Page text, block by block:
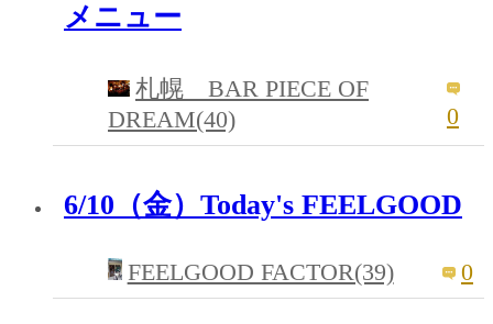
メニュー
札幌 BAR PIECE OF
DREAM(40)
0
6/10（金）Today's FEELGOOD
FEELGOOD FACTOR(39) 0